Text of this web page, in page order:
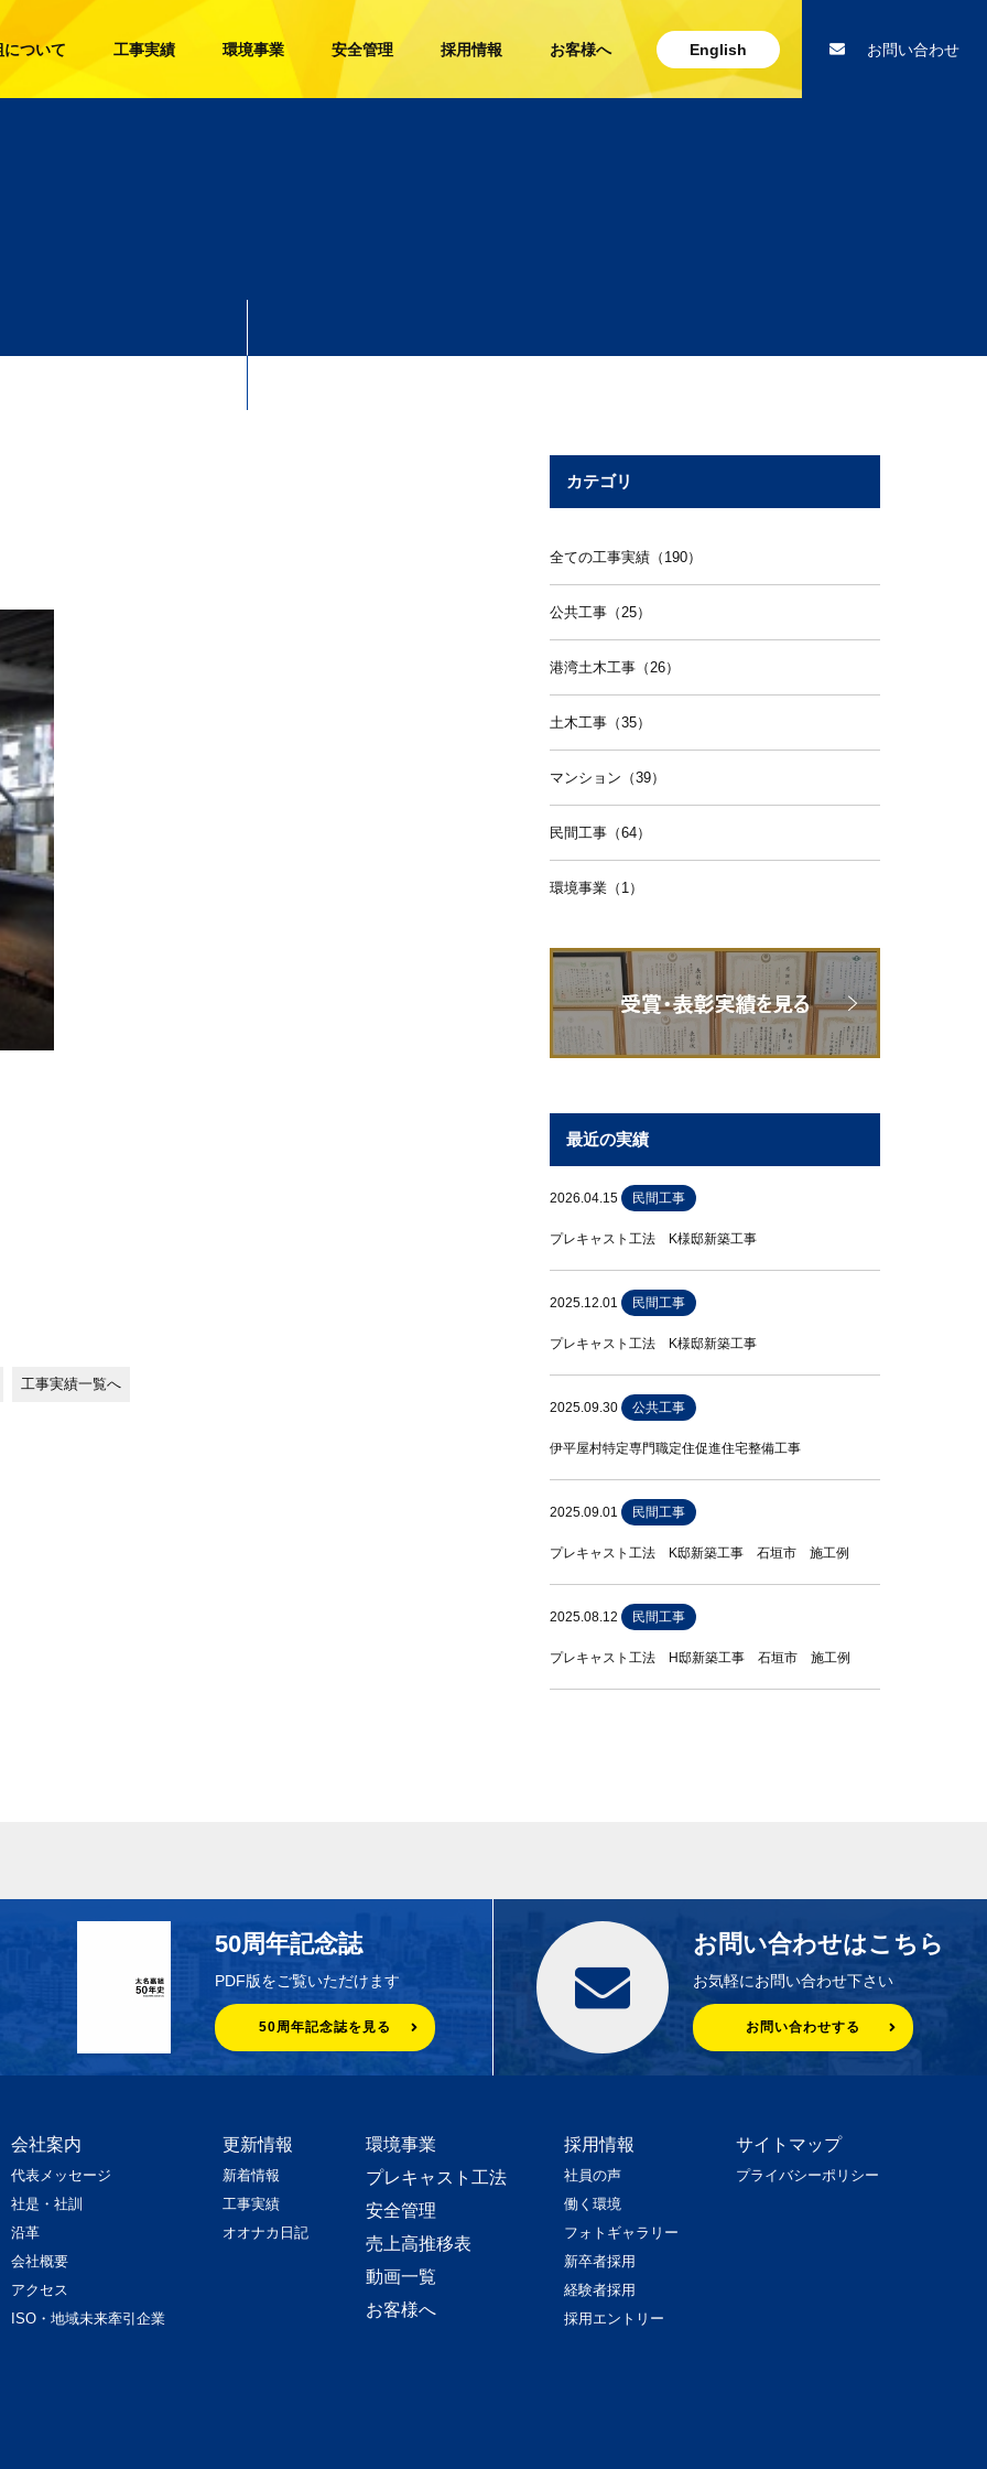
ついて 工事実績 環境事業 安全管理 採用情報 お客様へ English お問い合わせ
工事実績一覧へ
カテゴリ
全ての工事実績（190）
公共工事（25）
港湾土木工事（26）
土木工事（35）
マンション（39）
民間工事（64）
環境事業（1）
最近の実績
2026.04.15 民間工事
プレキャスト工法 K様邸新築工事
2025.12.01 民間工事
プレキャスト工法 K様邸新築工事
2025.09.30 公共工事
伊平屋村特定専門職定住促進住宅整備工事
2025.09.01 民間工事
プレキャスト工法 K邸新築工事 石垣市 施工例
2025.08.12 民間工事
プレキャスト工法 H邸新築工事 石垣市 施工例
50周年記念誌
PDF版をご覧いただけます
50周年記念誌を見る
お問い合わせはこちら
お気軽にお問い合わせ下さい
お問い合わせする
会社案内
代表メッセージ
社是・社訓
沿革
会社概要
アクセス
ISO・地域未来牽引企業
更新情報
新着情報
工事実績
オオナカ日記
環境事業
プレキャスト工法
安全管理
売上高推移表
動画一覧
お客様へ
採用情報
社員の声
働く環境
フォトギャラリー
新卒者採用
経験者採用
採用エントリー
サイトマップ
プライバシーポリシー